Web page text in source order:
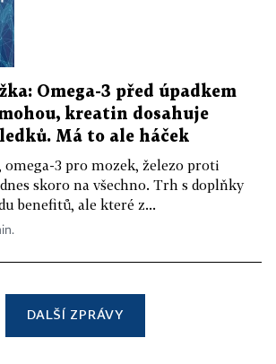
Omega-3 před úpadkem
kreatin dosahuje
Má to ale háček
omega-3 pro mozek, železo proti
skoro na všechno. Trh s doplňky
benefitů, ale které z...
DALŠÍ ZPRÁVY